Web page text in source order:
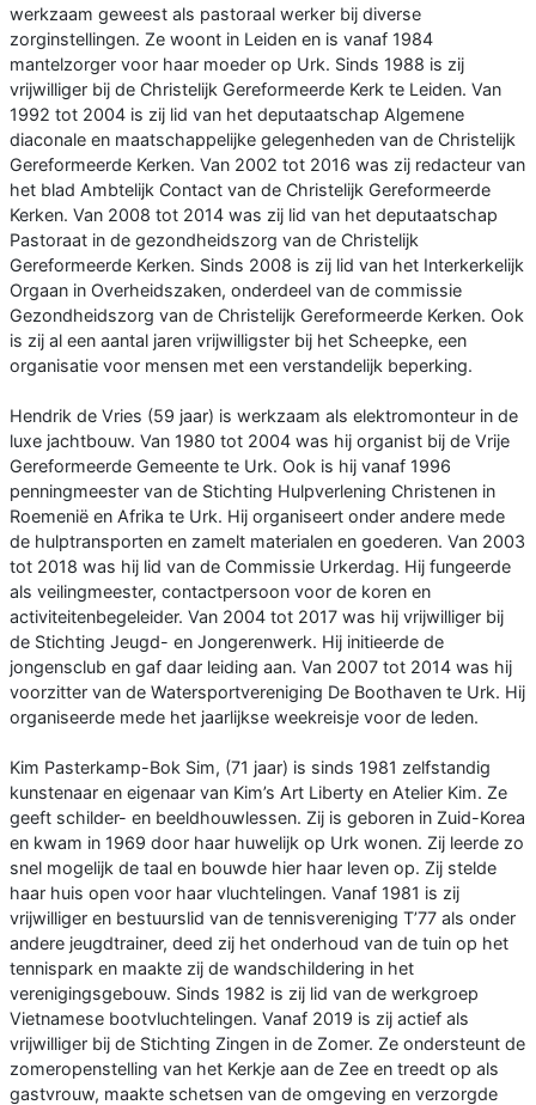
werkzaam geweest als pastoraal werker bij diverse
zorginstellingen. Ze woont in Leiden en is vanaf 1984
mantelzorger voor haar moeder op Urk. Sinds 1988 is zij
vrijwilliger bij de Christelijk Gereformeerde Kerk te Leiden. Van
1992 tot 2004 is zij lid van het deputaatschap Algemene
diaconale en maatschappelijke gelegenheden van de Christelijk
Gereformeerde Kerken. Van 2002 tot 2016 was zij redacteur van
het blad Ambtelijk Contact van de Christelijk Gereformeerde
Kerken. Van 2008 tot 2014 was zij lid van het deputaatschap
Pastoraat in de gezondheidszorg van de Christelijk
Gereformeerde Kerken. Sinds 2008 is zij lid van het Interkerkelijk
Orgaan in Overheidszaken, onderdeel van de commissie
Gezondheidszorg van de Christelijk Gereformeerde Kerken. Ook
is zij al een aantal jaren vrijwilligster bij het Scheepke, een
organisatie voor mensen met een verstandelijk beperking.
Hendrik de Vries (59 jaar) is werkzaam als elektromonteur in de
luxe jachtbouw. Van 1980 tot 2004 was hij organist bij de Vrije
Gereformeerde Gemeente te Urk. Ook is hij vanaf 1996
penningmeester van de Stichting Hulpverlening Christenen in
Roemenië en Afrika te Urk. Hij organiseert onder andere mede
de hulptransporten en zamelt materialen en goederen. Van 2003
tot 2018 was hij lid van de Commissie Urkerdag. Hij fungeerde
als veilingmeester, contactpersoon voor de koren en
activiteitenbegeleider. Van 2004 tot 2017 was hij vrijwilliger bij
de Stichting Jeugd- en Jongerenwerk. Hij initieerde de
jongensclub en gaf daar leiding aan. Van 2007 tot 2014 was hij
voorzitter van de Watersportvereniging De Boothaven te Urk. Hij
organiseerde mede het jaarlijkse weekreisje voor de leden.
Kim Pasterkamp-Bok Sim, (71 jaar) is sinds 1981 zelfstandig
kunstenaar en eigenaar van Kim’s Art Liberty en Atelier Kim. Ze
geeft schilder- en beeldhouwlessen. Zij is geboren in Zuid-Korea
en kwam in 1969 door haar huwelijk op Urk wonen. Zij leerde zo
snel mogelijk de taal en bouwde hier haar leven op. Zij stelde
haar huis open voor haar vluchtelingen. Vanaf 1981 is zij
vrijwilliger en bestuurslid van de tennisvereniging T’77 als onder
andere jeugdtrainer, deed zij het onderhoud van de tuin op het
tennispark en maakte zij de wandschildering in het
verenigingsgebouw. Sinds 1982 is zij lid van de werkgroep
Vietnamese bootvluchtelingen. Vanaf 2019 is zij actief als
vrijwilliger bij de Stichting Zingen in de Zomer. Ze ondersteunt de
zomeropenstelling van het Kerkje aan de Zee en treedt op als
gastvrouw, maakte schetsen van de omgeving en verzorgde